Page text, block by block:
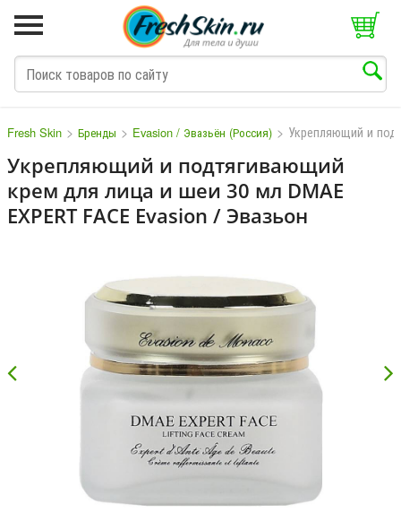
Fresh Skin > Бренды > Evasion / Эвазьён (Россия) > Укрепляющий и
Укрепляющий и подтягивающий
крем для лица и шеи 30 мл DMAE
EXPERT FACE Evasion / Эвазьон
M N O P Q S T V